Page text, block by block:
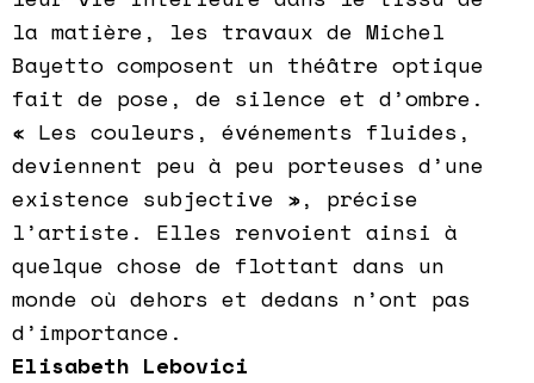
la matière, les travaux de Michel
Bayetto composent un théâtre optique
fait de pose, de silence et d’ombre.
« Les couleurs, événements fluides,
deviennent peu à peu porteuses d’une
existence subjective », précise
l’artiste. Elles renvoient ainsi à
quelque chose de flottant dans un
monde où dehors et dedans n’ont pas
d’importance.
Elisabeth Lebovici